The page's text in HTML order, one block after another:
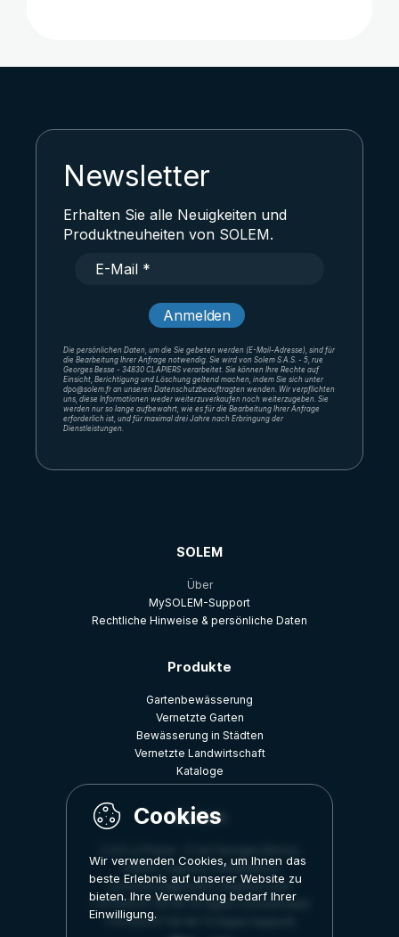
Newsletter
Erhalten Sie alle Neuigkeiten und
Produktneuheiten von SOLEM.
Die persönlichen Daten, um die Sie gebeten werden (E-Mail-Adresse), sind für
die Bearbeitung Ihrer Anfrage notwendig. Sie wird von Solem S.A.S. - 5, rue
Georges Besse - 34830 CLAPIERS verarbeitet. Sie können Ihre Rechte auf
Einsicht, Berichtigung und Löschung geltend machen, indem Sie sich unter
dpo@solem.fr an unseren Datenschutzbeauftragten wenden. Wir verpflichten
uns, diese Informationen weder weiterzuverkaufen noch weiterzugeben. Sie
werden nur so lange aufbewahrt, wie es für die Bearbeitung Ihrer Anfrage
erforderlich ist, und für maximal drei Jahre nach Erbringung der
Dienstleistungen.
SOLEM
Über
MySOLEM-Support
Rechtliche Hinweise & persönliche Daten
Produkte
Gartenbewässerung
Vernetzte Garten
Bewässerung in Städten
Vernetzte Landwirtschaft
Kataloge
Kontakt
34830, Clapiers, FRANKREICH
commercial@solem-irrigation.com
+33 (0)4 67 59 99 75 (ligne Commerciale)
+33 (0)4 67 59 99 73 (ligne Support)
Wir verwenden Cookies, um Ihnen das
beste Erlebnis auf unserer Website zu
bieten. Ihre Verwendung bedarf Ihrer
Einwilligung.